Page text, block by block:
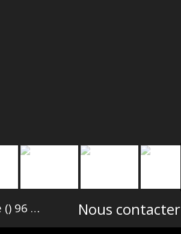
() 96 m² Nous contacter